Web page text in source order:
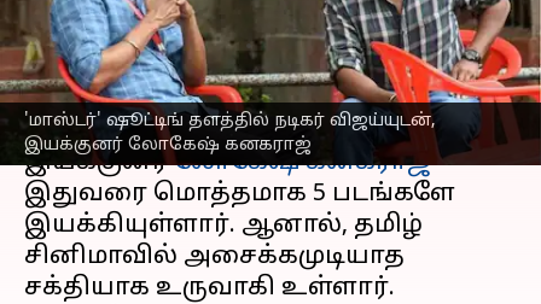
'மாஸ்டர்' ஷூட்டிங் தளத்தில் நடிகர் விஜய்யுடன்,
இயக்குனர் லோகேஷ் கனகராஜ்
எழுதியவர் Venkatalakshmi V Jun 19, 2023 05:45 pm
செய்தி முன்னோட்டம்
இயக்குனர்லோகேஷ் கனகராஜ்
இதுவரை மொத்தமாக 5 படங்களே
இயக்கியுள்ளார். ஆனால், தமிழ்
சினிமாவில் அசைக்கமுடியாத
சக்தியாக உருவாகி உள்ளார்.